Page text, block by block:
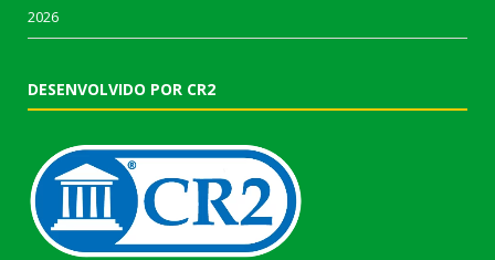
2026
DESENVOLVIDO POR CR2